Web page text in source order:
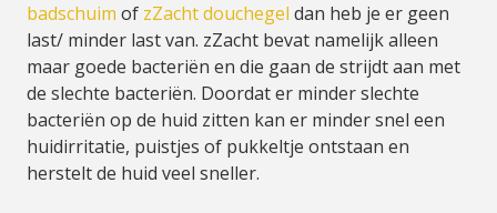
badschuim of zZacht douchegel dan heb je er geen
last/ minder last van. zZacht bevat namelijk alleen
maar goede bacteriën en die gaan de strijdt aan met
de slechte bacteriën. Doordat er minder slechte
bacteriën op de huid zitten kan er minder snel een
huidirritatie, puistjes of pukkeltje ontstaan en
herstelt de huid veel sneller.